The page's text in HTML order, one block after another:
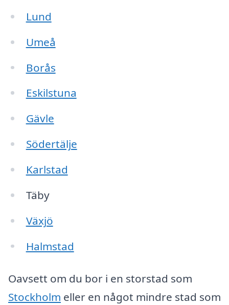
Lund
Umeå
Borås
Eskilstuna
Gävle
Södertälje
Karlstad
Täby
Växjö
Halmstad
Oavsett om du bor i en storstad som
Stockholm eller en något mindre stad som